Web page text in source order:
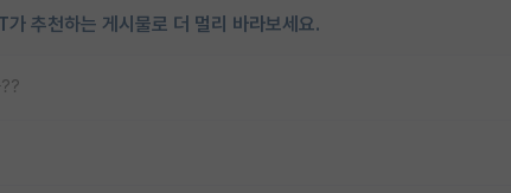
추천하는 게시물로 더 멀리 바라보세요.